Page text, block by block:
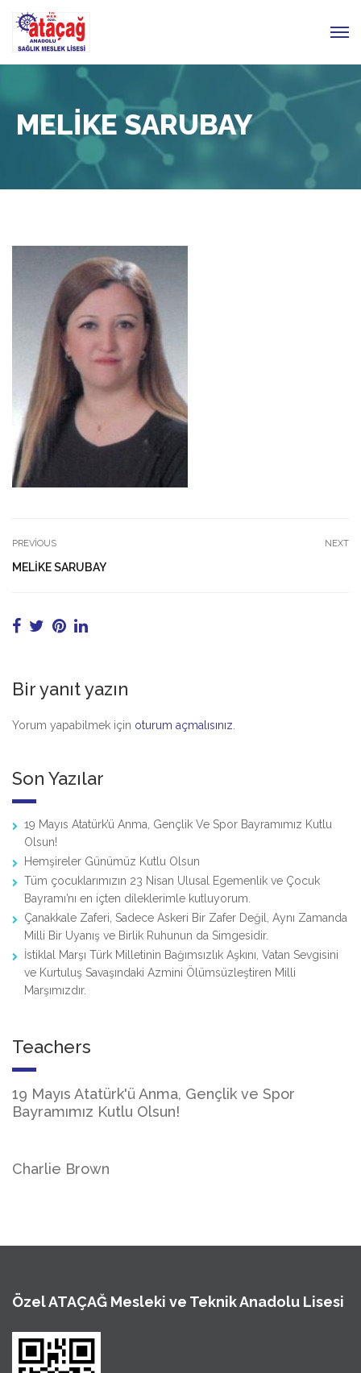
MELIKE SARUBAY
PREVIOUS
MELIKE SARUBAY
NEXT
Bir yanıt yazın
Yorum yapabilmek için oturum açmalısınız.
Son Yazılar
19 Mayıs Atatürk’ü Anma, Gençlik Ve Spor Bayramımız Kutlu
Olsun!
Hemşireler Günümüz Kutlu Olsun
Tüm çocuklarımızın 23 Nisan Ulusal Egemenlik ve Çocuk
Bayramı’nı en içten dileklerimle kutluyorum.
Çanakkale Zaferi, Sadece Askeri Bir Zafer Değil, Aynı Zamanda
Milli Bir Uyanış ve Birlik Ruhunun da Simgesidir.
İstiklal Marşı Türk Milletinin Bağımsızlık Aşkını, Vatan Sevgisini
ve Kurtuluş Savaşındaki Azmini Ölümsüzleştiren Milli
Marşımızdır.
Teachers
19 Mayıs Atatürk'ü Anma, Gençlik ve Spor
Bayramımız Kutlu Olsun!
Charlie Brown
Özel ATAÇAĞ Mesleki ve Teknik Anadolu Lisesi